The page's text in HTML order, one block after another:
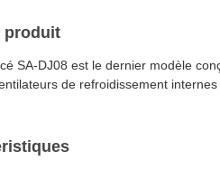
produit
SA-DJ08 est le dernier modèle
de refroidissement